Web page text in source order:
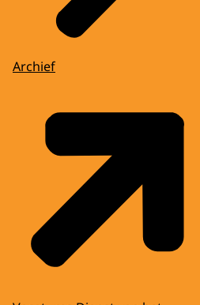
Archief